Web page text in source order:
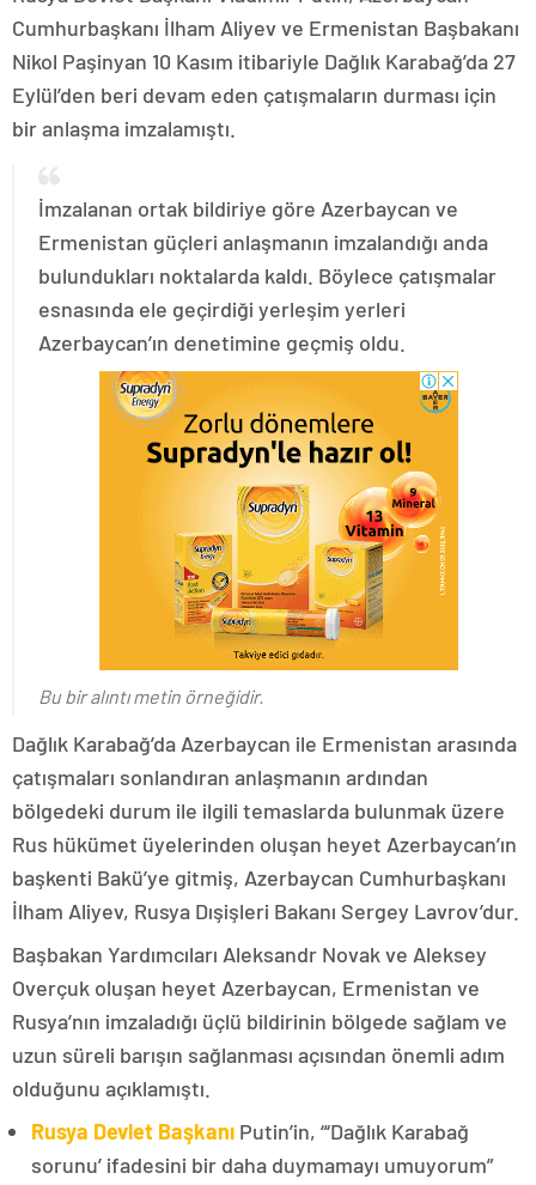
Cumhurbaşkanı İlham Aliyev ve Ermenistan Başbakanı
Nikol Paşinyan 10 Kasım itibariyle Dağlık Karabağ’da 27
Eylül’den beri devam eden çatışmaların durması için
bir anlaşma imzalamıştı.
İmzalanan ortak bildiriye göre Azerbaycan ve
Ermenistan güçleri anlaşmanın imzalandığı anda
bulundukları noktalarda kaldı. Böylece çatışmalar
esnasında ele geçirdiği yerleşim yerleri
Azerbaycan’ın denetimine geçmiş oldu.
Bu bir alıntı metin örneğidir.
Dağlık Karabağ’da Azerbaycan ile Ermenistan arasında
çatışmaları sonlandıran anlaşmanın ardından
bölgedeki durum ile ilgili temaslarda bulunmak üzere
Rus hükümet üyelerinden oluşan heyet Azerbaycan’ın
başkenti Bakü’ye gitmiş, Azerbaycan Cumhurbaşkanı
İlham Aliyev, Rusya Dışişleri Bakanı Sergey Lavrov’dur.
Başbakan Yardımcıları Aleksandr Novak ve Aleksey
Overçuk oluşan heyet Azerbaycan, Ermenistan ve
Rusya’nın imzaladığı üçlü bildirinin bölgede sağlam ve
uzun süreli barışın sağlanması açısından önemli adım
olduğunu açıklamıştı.
Rusya Devlet Başkanı Putin’in, “‘Dağlık Karabağ
sorunu’ ifadesini bir daha duymamayı umuyorum”